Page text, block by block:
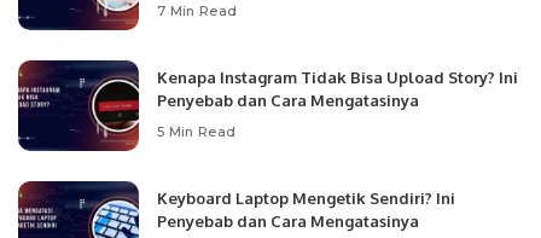
7 Min Read
Kenapa Instagram Tidak Bisa Upload Story? Ini
Penyebab dan Cara Mengatasinya
5 Min Read
Keyboard Laptop Mengetik Sendiri? Ini
Penyebab dan Cara Mengatasinya